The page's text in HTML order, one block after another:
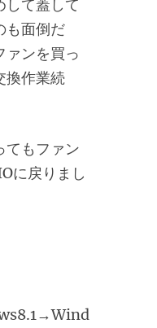
して蓋して
も面倒だ
ァンを買っ
換作業続
てもファン
に戻りまし